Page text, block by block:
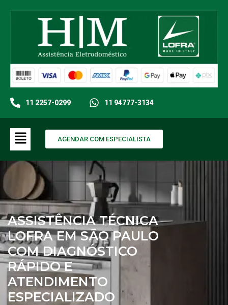
11 2257-0299 11 94777-3134
AGENDAR COM ESPECIALISTA
ASSISTÊNCIA TÉCNICA
LOFRA EM SÃO PAULO
COM DIAGNÓSTICO
RÁPIDO E
ATENDIMENTO
ESPECIALIZADO